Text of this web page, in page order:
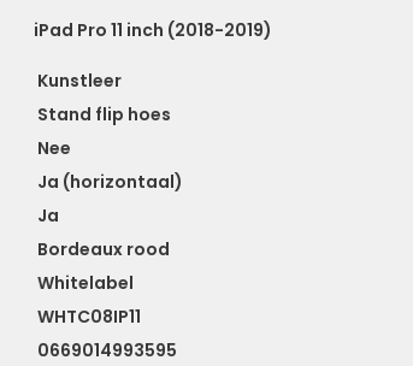
iPad Pro 11 inch (2018-2019)
Kunstleer
Stand flip hoes
Nee
Ja (horizontaal)
Ja
Bordeaux rood
Whitelabel
WHTC08IP11
0669014993595